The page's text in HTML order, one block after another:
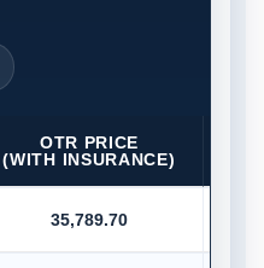
OTR PRICE
(WITH INSURANCE)
35,789.70